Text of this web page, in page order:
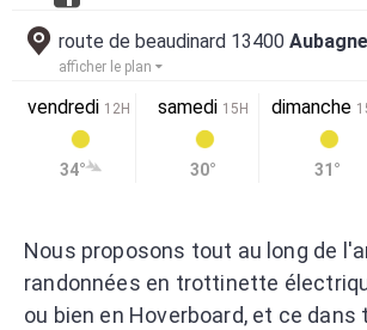
route de beaudinard 13400 Aubagne
afficher le plan
vendredi 12H
34°
samedi 15H
30°
dimanche
31°
Nous proposons tout au long de
randonnées en trottinette
ou bien en Hoverboard, et ce dans